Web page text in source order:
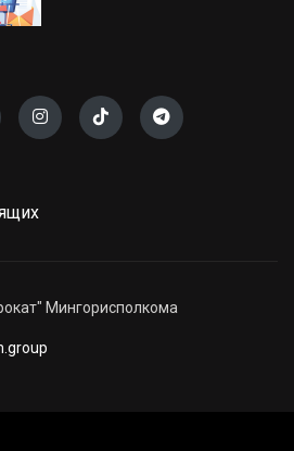
Мингорисполкома